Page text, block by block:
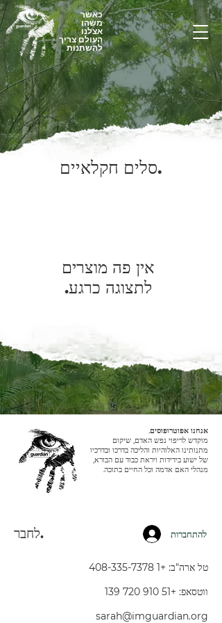
כאשר
משהו
אצלנו
העולם צריך
להשתנות
לתצוגה כרגע.
סלים חקלאיים.
אנחנו אפוטרופוסים.
מוקדש לריפוי נפש האדם, שיקום
מתנותינו האלוהיות והליכה בדרכו ובדרכיו
של ישוע בידידות ויראת כבוד עם הבורא,
מנהלי האם אדמה וכל החיים בתוכה.
לחבר. להתחברות
טל ארה"ב: +1 408-335-7378
ווטסאפ: +51 910 720 139
sarah@imguardian.org